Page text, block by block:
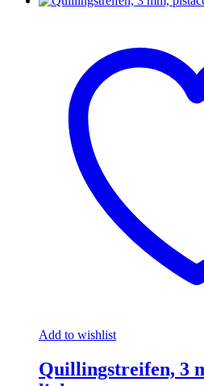
Add to wishlist
Quillingstreifen, 3